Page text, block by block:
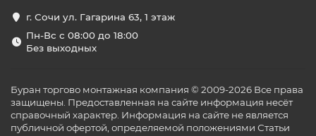
г. Сочи ул. Гагарина 63, 1 этаж
Пн-Вс с 08:00 до 18:00
Без выходных
Буран торгово монтажная компания © 2009-2026 Все права
защищены. Предоставленная на сайте информация несёт
справочный характер. Информация на сайте не является
публичной офертой, определяемой положениями Статьи